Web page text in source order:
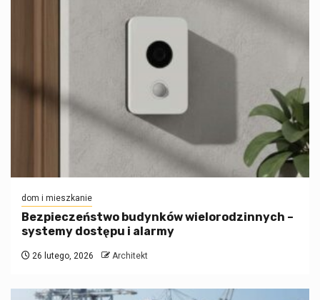
dom i mieszkanie
Bezpieczeństwo budynków wielorodzinnych –
systemy dostępu i alarmy
26 lutego, 2026 Architekt